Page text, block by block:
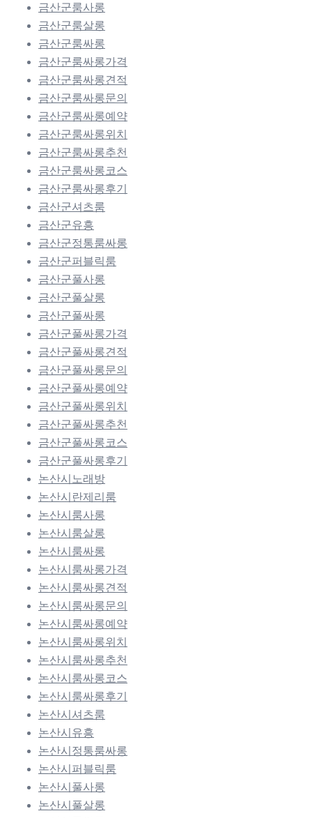
금산군룸사롱
금산군룸살롱
금산군룸싸롱
금산군룸싸롱가격
금산군룸싸롱견적
금산군룸싸롱문의
금산군룸싸롱예약
금산군룸싸롱위치
금산군룸싸롱추천
금산군룸싸롱코스
금산군룸싸롱후기
금산군셔츠룸
금산군유흥
금산군정통룸싸롱
금산군퍼블릭룸
금산군풀사롱
금산군풀살롱
금산군풀싸롱
금산군풀싸롱가격
금산군풀싸롱견적
금산군풀싸롱문의
금산군풀싸롱예약
금산군풀싸롱위치
금산군풀싸롱추천
금산군풀싸롱코스
금산군풀싸롱후기
논산시노래방
논산시란제리룸
논산시룸사롱
논산시룸살롱
논산시룸싸롱
논산시룸싸롱가격
논산시룸싸롱견적
논산시룸싸롱문의
논산시룸싸롱예약
논산시룸싸롱위치
논산시룸싸롱추천
논산시룸싸롱코스
논산시룸싸롱후기
논산시셔츠룸
논산시유흥
논산시정통룸싸롱
논산시퍼블릭룸
논산시풀사롱
논산시풀살롱